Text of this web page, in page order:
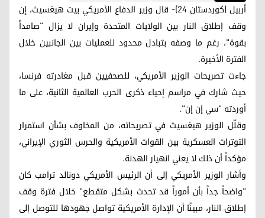
أربيل (كوردستان 24)- قال وزير الدفاع الأمريكي بيت هيغسيث، إن
وقف إطلاق النار بين الولايات المتحدة وإيران لا يزال "صامداً
بقوة"، رغم ما وصفه بتبادل محدود للعمليات بين الجانبين خلال
الفترة الأخيرة.
جاءت تصريحات الوزير الأمريكي، للصحفيين قبل مغادرته فرنسا،
حيث شارك في مراسم إحياء ذكرى الحرب العالمية الثانية، على ما
أوردته "سي إن إن".
وقلّل الوزير هيغسيث في تصريحاته، من المخاوف بشأن استمرار
التوترات العسكرية بين القوات الأمريكية والحرس الثوري الإيراني،
مؤكداً أن ذلك لا يعني انهيار الهدنة.
وأشار الوزير الأمريكي إلى أن الرئيس الأمريكي دونالد ترامب كان
"واضحاً جداً بأن أموراً قد تحدث بشكل متقطع" خلال فترة وقف
إطلاق النار، مبينًا أن الإدارة الأمريكية تواصل جهودها للتوصل إلى